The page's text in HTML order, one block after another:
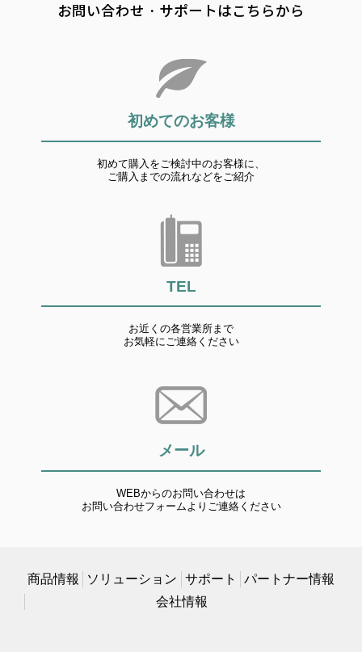
お問い合わせ・サポートはこちらから
初めてのお客様
初めて購入をご検討中のお客様に、
ご購入までの流れなどをご紹介
TEL
お近くの各営業所まで
お気軽にご連絡ください
メール
WEBからのお問い合わせは
お問い合わせフォームよりご連絡ください
商品情報 ソリューション サポート
パートナー情報
会社情報